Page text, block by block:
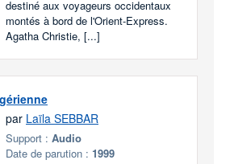
destiné aux voyageurs occidentaux
montés à bord de l'Orient-Express.
Agatha Christie, [...]
par Laïla SEBBAR
Support : Audio
Date de parution : 1999